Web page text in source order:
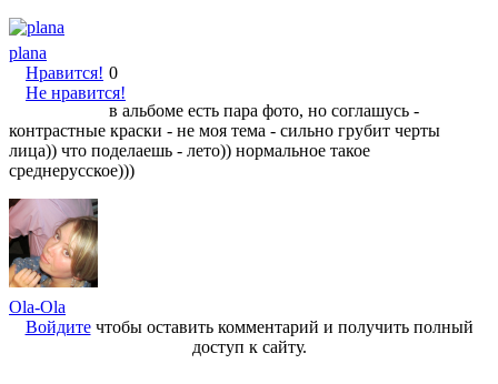
plana
Нравится!
Не нравится!
0
в альбоме есть пара фото, но соглашусь -
контрастные краски - не моя тема - сильно грубит черты
лица)) что поделаешь - лето)) нормальное такое
среднерусское)))
Ola-Ola
Войдитечтобы оставить комментарий и получить полный
доступ к сайту.